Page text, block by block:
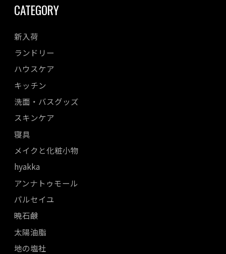
CATEGORY
新入荷
ランドリー
ハウスケア
キッチン
洗面・バスグッズ
スキンケア
寝具
メイクと化粧小物
hyakka
アンナトゥモール
パルセイユ
暁石鹸
太陽油脂
地の塩社